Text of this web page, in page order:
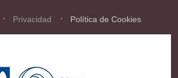
Privacidad Política de Cookies